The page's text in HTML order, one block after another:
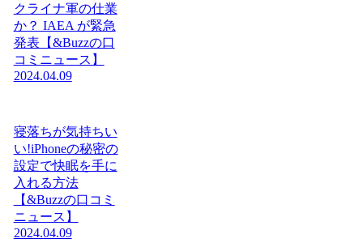
クライナ軍の仕業
か？ IAEA が緊急
発表【&Buzzの口
コミニュース】
2024.04.09
寝落ちが気持ちい
い!iPhoneの秘密の
設定で快眠を手に
入れる方法
【&Buzzの口コミ
ニュース】
2024.04.09